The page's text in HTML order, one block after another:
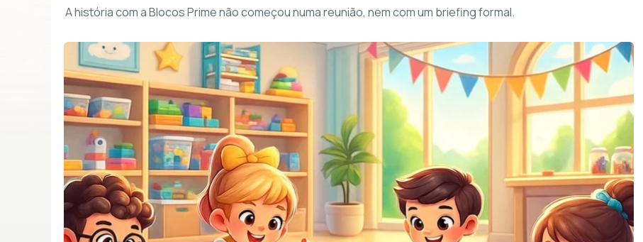
A história com a Blocos Prime não começou numa reunião, nem com um briefing formal.